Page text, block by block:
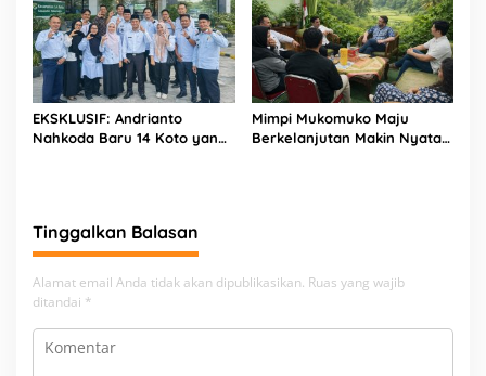
EKSKLUSIF: Andrianto
Nahkoda Baru 14 Koto yang
Mimpi Mukomuko Maju
Berkelanjutan Makin Nyata,
Tinggalkan Balasan
Alamat email Anda tidak akan dipublikasikan. Ruas yang wajib
ditandai *